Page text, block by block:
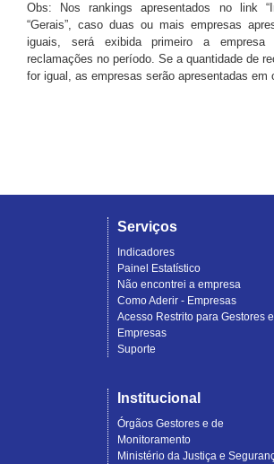
Obs: Nos rankings apresentados no link
“Gerais”, caso duas ou mais empresas
iguais, será exibida primeiro a empresa
reclamações no período. Se a quantidade de
for igual, as empresas serão apresentadas em
Serviços
Indicadores
Painel Estatístico
Não encontrei a empresa
Como Aderir - Empresas
Acesso Restrito para Gestores e
Empresas
Suporte
Institucional
Órgãos Gestores e de
Monitoramento
Ministério da Justiça e